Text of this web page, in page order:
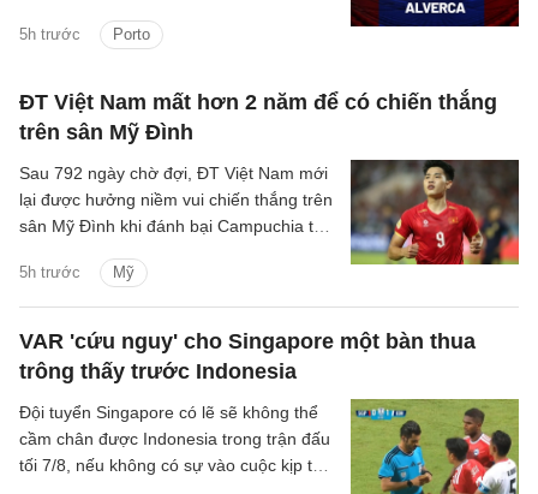
5h trước Porto
2026/27 đêm nay.
ĐT Việt Nam mất hơn 2 năm để có chiến thắng
trên sân Mỹ Đình
5h trước Mỹ
Sau 792 ngày chờ đợi, ĐT Việt Nam mới
lại được hưởng niềm vui chiến thắng trên
sân Mỹ Đình khi đánh bại Campuchia tỷ
Cup 2026.
VAR 'cứu nguy' cho Singapore một bàn thua
trông thấy trước Indonesia
Đội tuyển Singapore có lẽ sẽ không thể
cầm chân được Indonesia trong trận đấu
tối 7/8, nếu không có sự vào cuộc kịp thời